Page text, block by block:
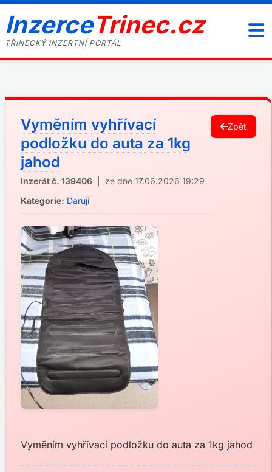
InzerceTrinec.cz
TŘINECKÝ INZERTNÍ PORTÁL
Vyměním vyhřívací
podložku do auta za 1kg
jahod
Inzerát č. 139406 | ze dne 17.06.2026 19:29
Kategorie: Daruji
Zpět
Vyměním vyhřívací podložku do auta za 1kg jahod